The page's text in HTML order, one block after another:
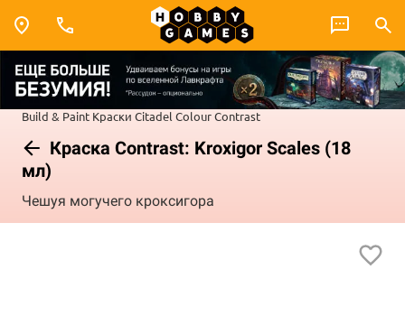
Build & Paint Краски Citadel ColourContrast
Краска Contrast: Kroxigor Scales (18
мл)
Чешуя могучего кроксигора